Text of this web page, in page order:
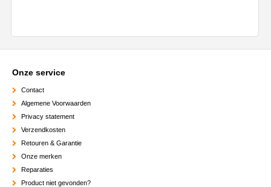
Onze service
Contact
Algemene Voorwaarden
Privacy statement
Verzendkosten
Retouren & Garantie
Onze merken
Reparaties
Product niet gevonden?